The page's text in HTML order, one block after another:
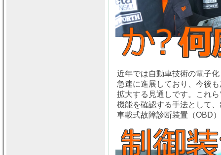
近年では自動車技術の電子化
急速に進展しており、今後も
拡大する見通しです。これら
機能を確認する手法として、
車載式故障診断装置（OBD